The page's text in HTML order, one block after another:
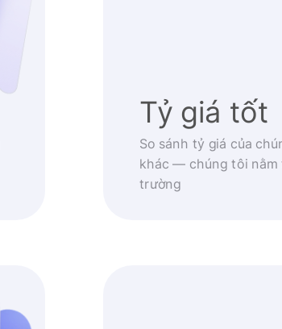
Tỷ giá tốt
So sánh tỷ giá của
khác — chúng tôi
trường